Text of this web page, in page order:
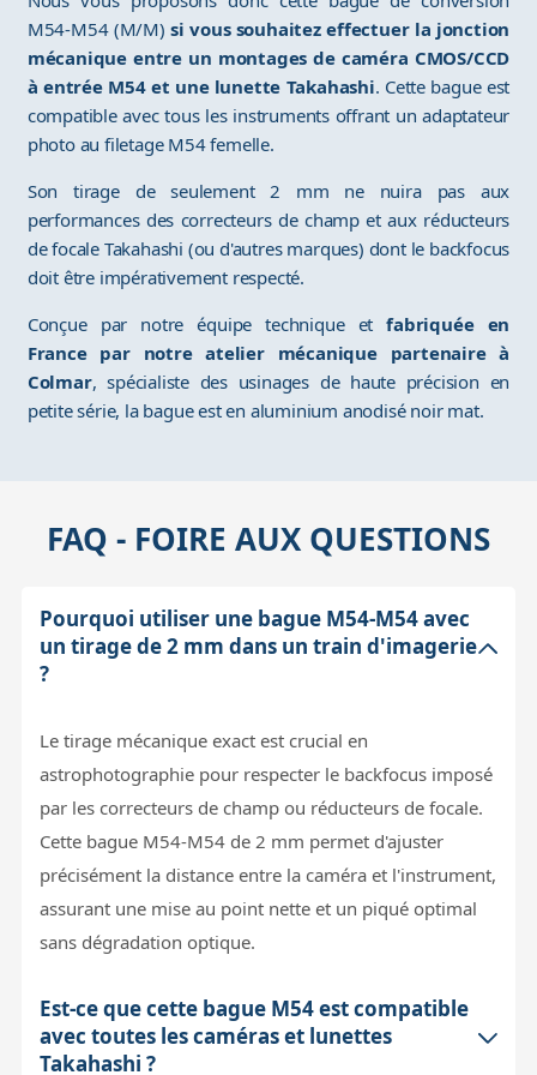
M54-M54 (M/M)si vous souhaitez effectuer la jonction
mécanique entre un montages de caméra CMOS/CCD
à entrée M54 et une lunette Takahashi. Cette bague est
compatible avec tous les instruments offrant un adaptateur
photo au filetage M54 femelle.
Son tirage de seulement 2 mm ne nuira pas aux
performances des correcteurs de champ et aux réducteurs
de focale Takahashi (ou d'autres marques) dont le backfocus
doit être impérativement respecté.
Conçue par notre équipe technique etfabriquée en
France par notre atelier mécanique partenaire à
Colmar, spécialiste des usinages de haute précision en
petite série, la bague est en aluminium anodisé noir mat.
FAQ - FOIRE AUX QUESTIONS
Pourquoi utiliser une bague M54-M54 avec
un tirage de 2 mm dans un train d'imagerie
?
Le tirage mécanique exact est crucial en
astrophotographie pour respecter le backfocus imposé
par les correcteurs de champ ou réducteurs de focale.
Cette bague M54-M54 de 2 mm permet d'ajuster
précisément la distance entre la caméra et l'instrument,
assurant une mise au point nette et un piqué optimal
sans dégradation optique.
Est-ce que cette bague M54 est compatible
avec toutes les caméras et lunettes
Takahashi ?